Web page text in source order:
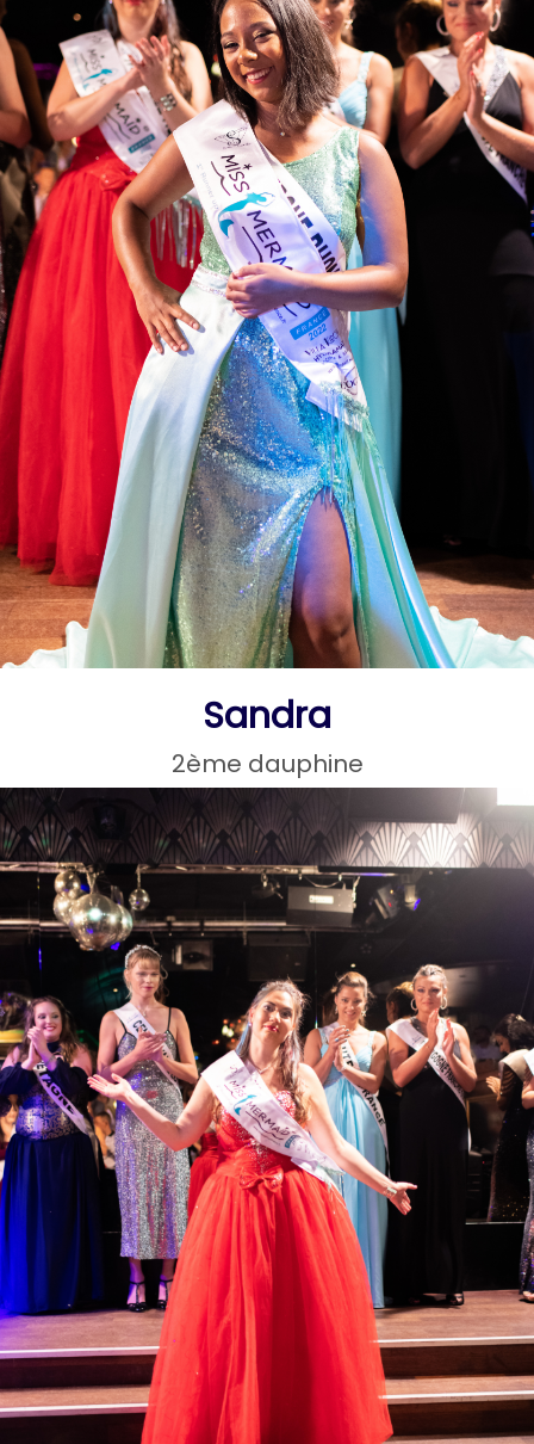
Sandra
2ème dauphine